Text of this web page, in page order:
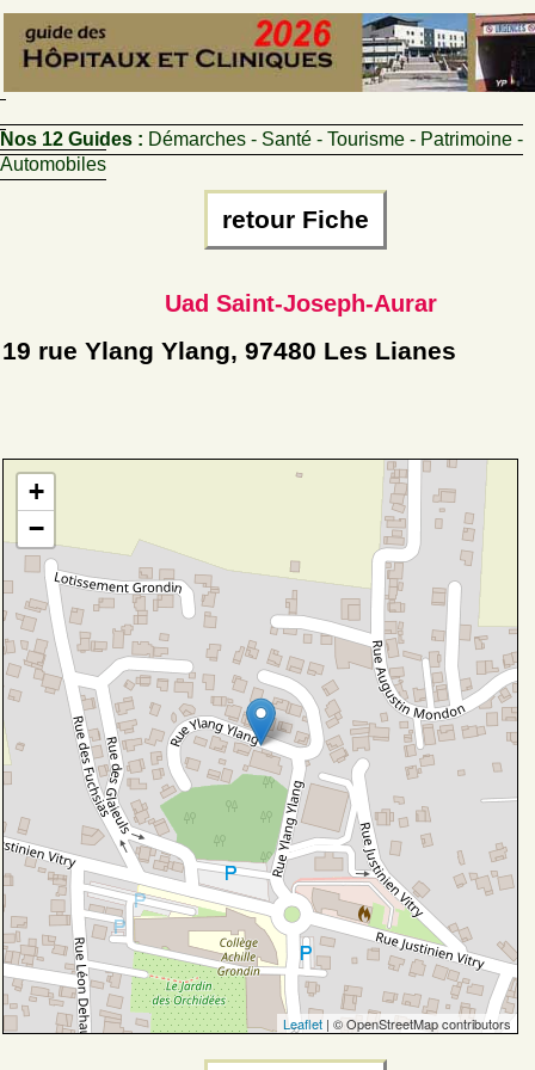
Nos 12 Guides : Démarches - Santé - Tourisme - Patrimoine -
Automobiles
retour Fiche
Uad Saint-Joseph-Aurar
19 rue Ylang Ylang, 97480 Les Lianes
+
−
Leaflet | © OpenStreetMap contributors